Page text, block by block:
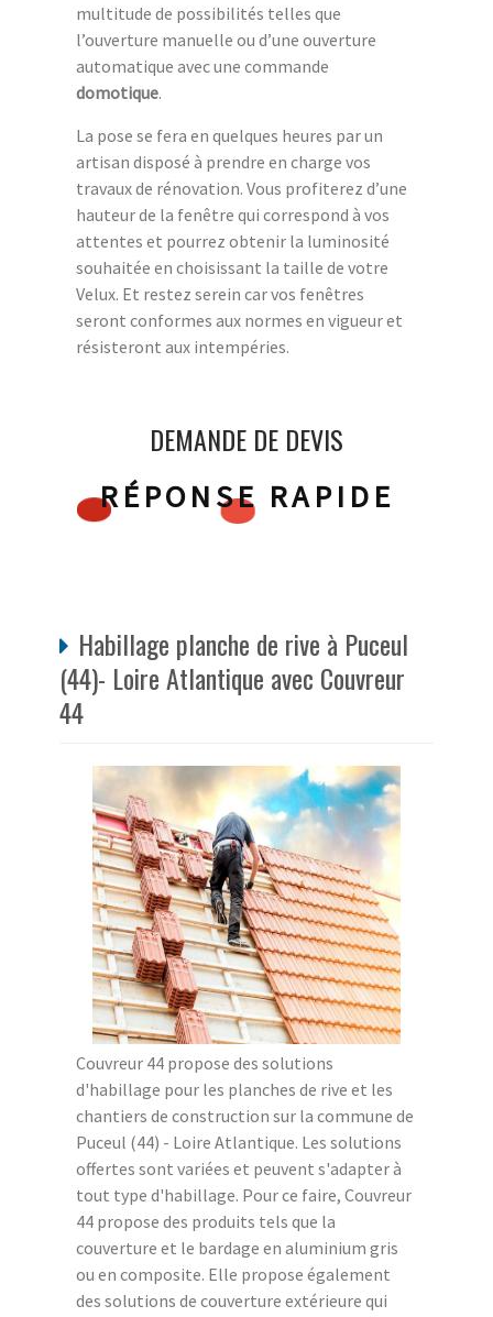
multitude de possibilités telles que
l’ouverture manuelle ou d’une ouverture
automatique avec une commande
domotique.
La pose se fera en quelques heures par un
artisan disposé à prendre en charge vos
travaux de rénovation. Vous profiterez d’une
hauteur de la fenêtre qui correspond à vos
attentes et pourrez obtenir la luminosité
souhaitée en choisissant la taille de votre
Velux. Et restez serein car vos fenêtres
seront conformes aux normes en vigueur et
résisteront aux intempéries.
DEMANDE DE DEVIS
RÉPONSE RAPIDE
Habillage planche de rive à Puceul
(44)- Loire Atlantique avec Couvreur
44
Couvreur 44 propose des solutions
d'habillage pour les planches de rive et les
chantiers de construction sur la commune de
Puceul (44) - Loire Atlantique. Les solutions
offertes sont variées et peuvent s'adapter à
tout type d'habillage. Pour ce faire, Couvreur
44 propose des produits tels que la
couverture et le bardage en aluminium gris
ou en composite. Elle propose également
des solutions de couverture extérieure qui